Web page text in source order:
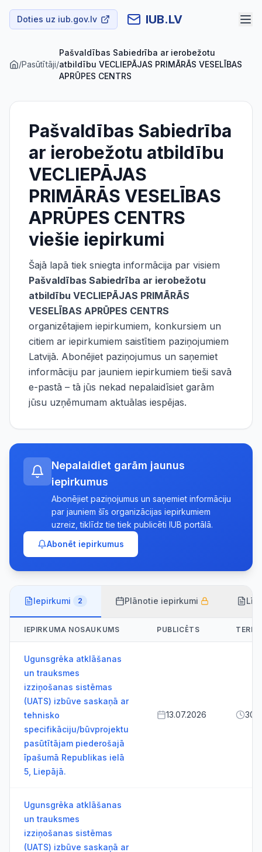
Doties uz iub.gov.lv IUB.LV
/Pasūtītāji/
Pašvaldības Sabiedrība ar ierobežotu
atbildību VECLIEPĀJAS PRIMĀRĀS VESELĪBAS
APRŪPES CENTRS
Pašvaldības Sabiedrība
ar ierobežotu atbildību
VECLIEPĀJAS
PRIMĀRĀS VESELĪBAS
APRŪPES CENTRS
viešie iepirkumi
Šajā lapā tiek sniegta informācija par visiem
Pašvaldības Sabiedrība ar ierobežotu
atbildību VECLIEPĀJAS PRIMĀRĀS
VESELĪBAS APRŪPES CENTRS
organizētajiem iepirkumiem, konkursiem un
citiem ar iepirkumiem saistītiem paziņojumiem
Latvijā. Abonējiet paziņojumus un saņemiet
informāciju par jauniem iepirkumiem tieši savā
e-pastā – tā jūs nekad nepalaidīsiet garām
jūsu uzņēmumam aktuālas iespējas.
Nepalaidiet garām jaunus
iepirkumus
Abonējiet paziņojumus un saņemiet informāciju
par jauniem šīs organizācijas iepirkumiem
uzreiz, tiklīdz tie tiek publicēti IUB portālā.
Abonēt iepirkumus
Iepirkumi 2 Plānotie iepirkumi
IEPIRKUMA NOSAUKUMS PUBLICĒTS
Ugunsgrēka atklāšanas
un trauksmes
izziņošanas sistēmas
(UATS) izbūve saskaņā ar
tehnisko
specifikāciju/būvprojektu
pasūtītājam piederošajā
īpašumā Republikas ielā
5, Liepājā.
13.07.2026
Ugunsgrēka atklāšanas
un trauksmes
izziņošanas sistēmas
(UATS) izbūve saskaņā ar